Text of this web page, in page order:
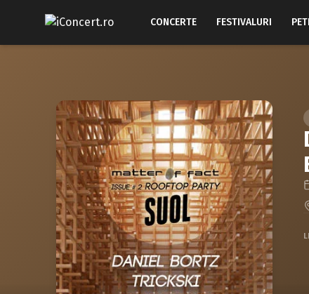
CONCERTE FESTIVALURI